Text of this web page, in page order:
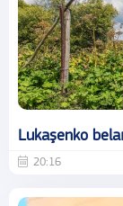
Lukaşenko
20:16